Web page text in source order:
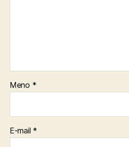
Meno *
E-mail *